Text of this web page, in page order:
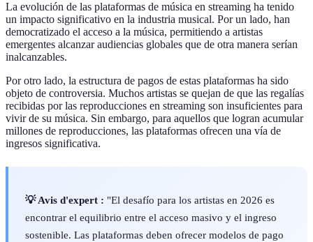
La evolución de las plataformas de música en streaming ha tenido
un impacto significativo en la industria musical. Por un lado, han
democratizado el acceso a la música, permitiendo a artistas
emergentes alcanzar audiencias globales que de otra manera serían
inalcanzables.
Por otro lado, la estructura de pagos de estas plataformas ha sido
objeto de controversia. Muchos artistas se quejan de que las regalías
recibidas por las reproducciones en streaming son insuficientes para
vivir de su música. Sin embargo, para aquellos que logran acumular
millones de reproducciones, las plataformas ofrecen una vía de
ingresos significativa.
💡 Avis d'expert : "El desafío para los artistas en 2026 es
encontrar el equilibrio entre el acceso masivo y el ingreso
sostenible. Las plataformas deben ofrecer modelos de pago